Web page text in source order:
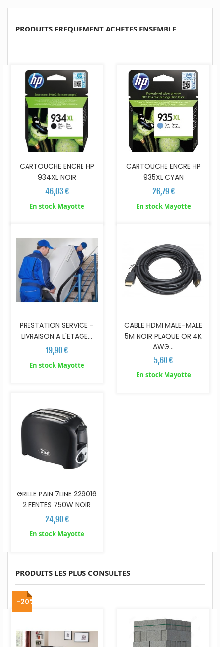
PRODUITS FREQUEMENT ACHETES ENSEMBLE
CARTOUCHE ENCRE HP
934XL NOIR
46,03 €
En stock Mayotte
CARTOUCHE ENCRE HP
935XL CYAN
26,79 €
En stock Mayotte
PRESTATION SERVICE -
LIVRAISON A L'ETAGE...
19,90 €
En stock Mayotte
CABLE HDMI MALE-MALE
5M NOIR PLAQUE OR 4K
AWG...
5,60 €
En stock Mayotte
GRILLE PAIN 7LINE 229016
2 FENTES 750W NOIR
24,90 €
En stock Mayotte
PRODUITS LES PLUS CONSULTES
-20%